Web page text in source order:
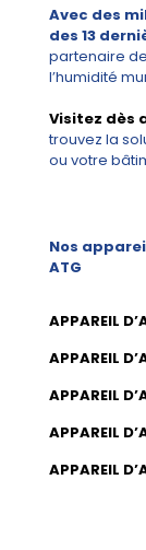
Avec des
des 13
partenaire
l’humidité
Visitez dès
trouvez la
ou votre
Nos
ATG
APPAREIL
APPAREIL
APPAREIL
APPAREIL
APPAREIL